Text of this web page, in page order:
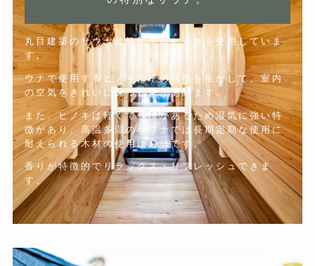
丸目建築のサウナは静岡県産ヒノキを使用していま
す。
ウナで使用するヒノキはその特徴を生かして、室内
の空気をきれいに保つ効果があります。
また、ヒノキは軽くて強度があるため湿気に強い特
徴があり、高温多湿のサウナでは長期定期な使用に
耐えられる木材の使用は必須です。
香りが特徴的でリラックス・リフレッシュできま
す。